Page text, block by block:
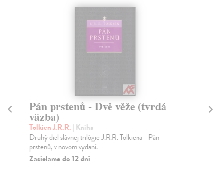
Pán prstenů - Dvě věže (tvrdá
väzba)
Tolkien J.R.R. | Kniha
Druhý diel slávnej trilógie J.R.R. Tolkiena - Pán
prstenů, v novom vydaní.
Zasielame do 12 dní